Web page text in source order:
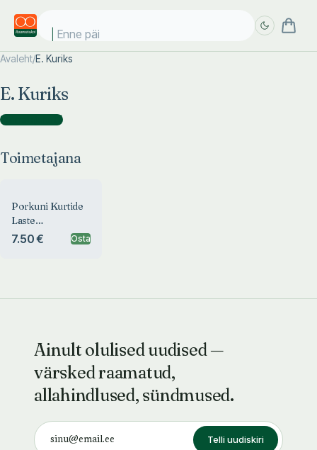
Enne päik
Avaleht/E. Kuriks
E. Kuriks
Toimetajana )
Toimetajana
Porkuni Kurtide
Laste
Internaatkooli
7.50 € Osta
Ainult olulised uudised —
värsked raamatud,
allahindlused, sündmused.
Telli uudiskiri